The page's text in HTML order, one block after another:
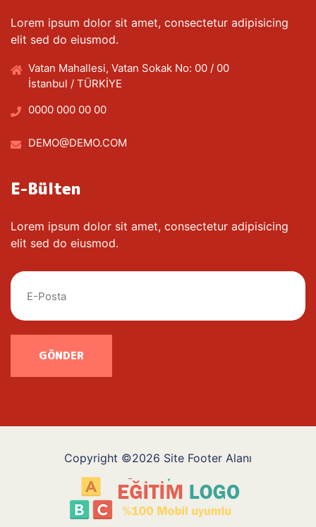
Lorem ipsum dolor sit amet, consectetur adipisicing
elit sed do eiusmod.
Vatan Mahallesi, Vatan Sokak No: 00 / 00
İstanbul / TÜRKİYE
0000 000 00 00
DEMO@DEMO.COM
E-Bülten
Lorem ipsum dolor sit amet, consectetur adipisicing
elit sed do eiusmod.
GÖNDER
Copyright ©2026 Site Footer Alanı